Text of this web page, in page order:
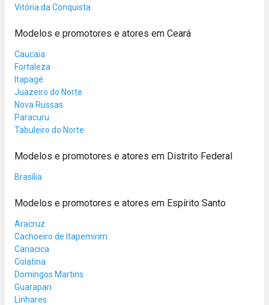
Vitória da Conquista
Modelos e promotores e atores em Ceará
Caucaia
Fortaleza
Itapagé
Juazeiro do Norte
Nova Russas
Paracuru
Tabuleiro do Norte
Modelos e promotores e atores em Distrito Federal
Brasília
Modelos e promotores e atores em Espírito Santo
Aracruz
Cachoeiro de Itapemirim
Cariacica
Colatina
Domingos Martins
Guarapari
Linhares